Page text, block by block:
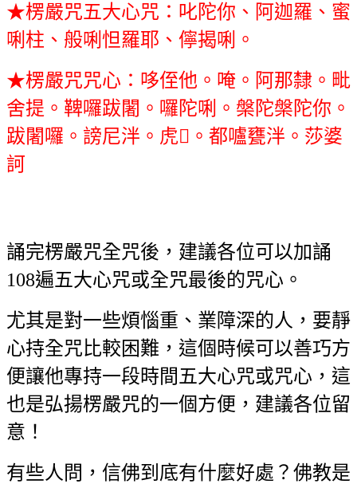
★楞嚴咒五大心咒： 叱陀你、阿迦羅、蜜
唎柱、般唎怛羅耶、儜揭唎。
★楞嚴咒咒心：哆侄他。唵。阿那隸。毗
舍提。鞞囉跋闍。囉陀唎。槃陀槃陀你。
跋闍囉。謗尼泮。虎𤙖。都嚧甕泮。莎婆
訶
誦完楞嚴咒全咒後，建議各位可以加誦
108遍五大心咒或全咒最後的咒心。
尤其是對一些煩惱重、業障深的人，要靜
心持全咒比較困難，這個時候可以善巧方
便讓他專持一段時間五大心咒或咒心，這
也是弘揚楞嚴咒的一個方便，建議各位留
意！
有些人問，信佛到底有什麼好處？佛教是